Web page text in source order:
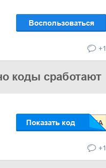
Воспользоваться
+1
коды сработают
Показать код
+1